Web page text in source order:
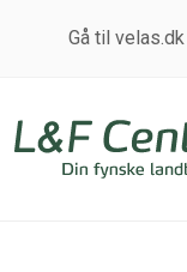
Gå til velas.dk